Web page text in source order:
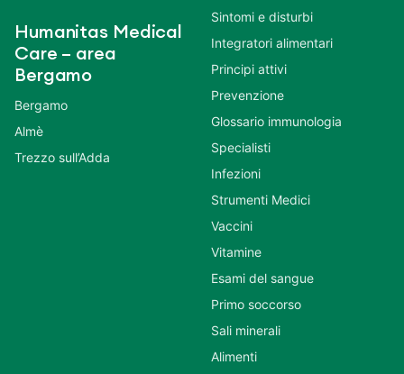
Humanitas Medical
Care – area
Bergamo
Bergamo
Almè
Trezzo sull’Adda
Sintomi e disturbi
Integratori alimentari
Principi attivi
Prevenzione
Glossario immunologia
Specialisti
Infezioni
Strumenti Medici
Vaccini
Vitamine
Esami del sangue
Primo soccorso
Sali minerali
Alimenti